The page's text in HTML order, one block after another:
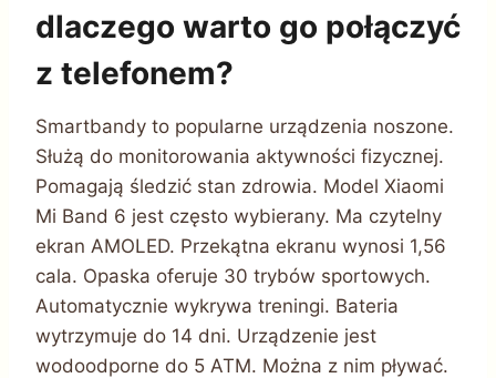
dlaczego warto go połączyć
z telefonem?
Smartbandy to popularne urządzenia noszone.
Służą do monitorowania aktywności fizycznej.
Pomagają śledzić stan zdrowia. Model Xiaomi
Mi Band 6 jest często wybierany. Ma czytelny
ekran AMOLED. Przekątna ekranu wynosi 1,56
cala. Opaska oferuje 30 trybów sportowych.
Automatycznie wykrywa treningi. Bateria
wytrzymuje do 14 dni. Urządzenie jest
wodoodporne do 5 ATM. Można z nim pływać.